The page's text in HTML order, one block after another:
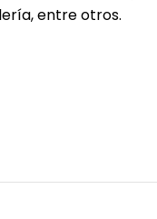
entre otros.